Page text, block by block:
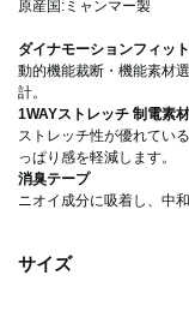
原産国:ミャンマー製
ダイナモーションフィット
動的機能裁断・機能素材
計。
1WAYストレッチ 制電素材
ストレッチ性が優れてい
っぱり感を軽減します。
消臭テープ
ニオイ成分に吸着し、中
サイズ